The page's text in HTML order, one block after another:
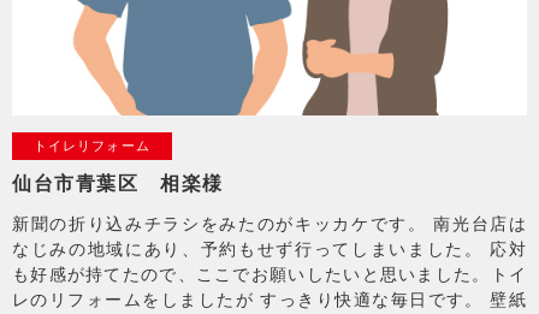
トイレリフォーム
仙台市青葉区 相楽様
新聞の折り込みチラシをみたのがキッカケです。 南光台店は
なじみの地域にあり、予約もせず行ってしまいました。 応対
も好感が持てたので、ここでお願いしたいと思いました。トイ
レのリフォームをしましたが すっきり快適な毎日です。 壁紙